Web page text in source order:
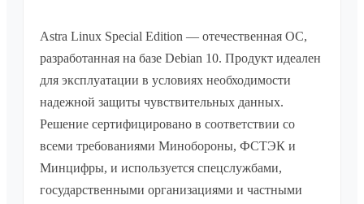
Astra Linux Special Edition — отечественная ОС,
разработанная на базе Debian 10. Продукт идеален
для эксплуатации в условиях необходимости
надежной защиты чувствительных данных.
Решение сертифицировано в соответствии со
всеми требованиями Минобороны, ФСТЭК и
Минцифры, и используется спецслужбами,
государственными организациями и частными